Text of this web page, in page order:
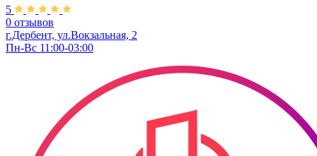
5
0 отзывов
г.Дербент, ​ул.Вокзальная, 2
Пн-Вс 11:00-03:00